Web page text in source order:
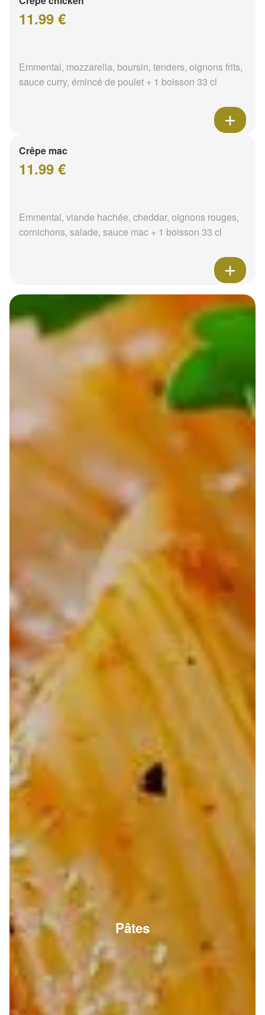
11.99 €
Emmental, mozzarella, boursin, tenders, oignons frits,
sauce curry, émincé de poulet + 1 boisson 33 cl
Crêpe mac
11.99 €
Emmental, viande hachée, cheddar, oignons rouges,
cornichons, salade, sauce mac + 1 boisson 33 cl
Pâtes